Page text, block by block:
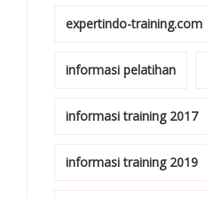
expertindo-training.com
informasi pelatihan
informasi training 2017
informasi training 2019